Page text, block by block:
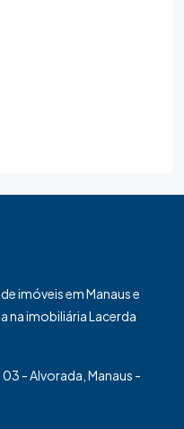
imóveis em Manaus e
na imobiliária Lacerda
- Alvorada, Manaus -